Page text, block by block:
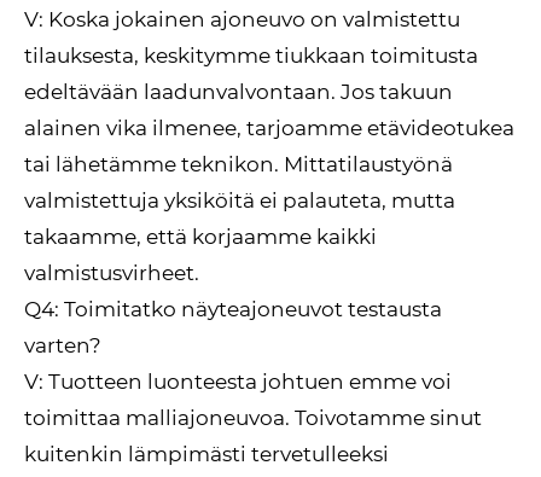
V: Koska jokainen ajoneuvo on valmistettu
tilauksesta, keskitymme tiukkaan toimitusta
edeltävään laadunvalvontaan. Jos takuun
alainen vika ilmenee, tarjoamme etävideotukea
tai lähetämme teknikon. Mittatilaustyönä
valmistettuja yksiköitä ei palauteta, mutta
takaamme, että korjaamme kaikki
valmistusvirheet.
Q4: Toimitatko näyteajoneuvot testausta
varten?
V: Tuotteen luonteesta johtuen emme voi
toimittaa malliajoneuvoa. Toivotamme sinut
kuitenkin lämpimästi tervetulleeksi